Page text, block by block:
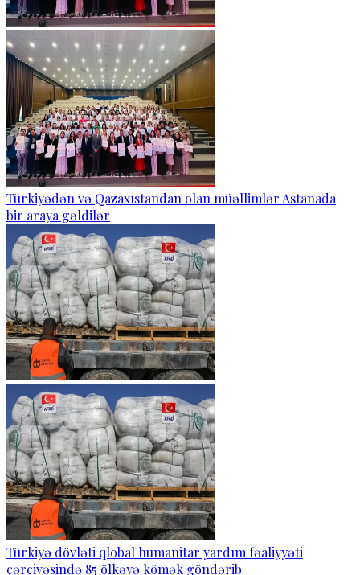
Türkiyədən və Qazaxıstandan olan müəllimlər Astanada
bir araya gəldilər
Türkiyə dövləti qlobal humanitar yardım fəaliyyəti
çərçivəsində 85 ölkəyə kömək göndərib